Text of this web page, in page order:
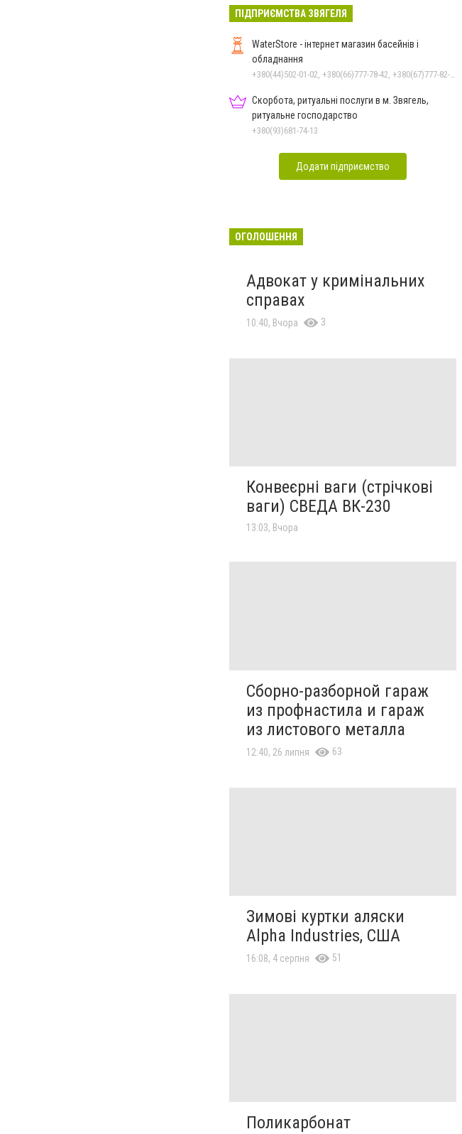
ПІДПРИЄМСТВА ЗВЯГЕЛЯ
WaterStore - інтернет магазин басейнів і
обладнання
+380(44)502-01-02, +380(66)777-78-42, +380(67)777-82-19, +380(67)890-80-80, +380(73)890-80-80, +380(44)502-01-03
Скорбота, ритуальні послуги в м. Звягель,
ритуальне господарство
+380(93)681-74-13
Додати підприємство
ОГОЛОШЕННЯ
Адвокат у кримінальних
справах
10:40, Вчора 3
Конвеєрні ваги (стрічкові
ваги) СВЕДА ВК-230
13:03, Вчора
Сборно-разборной гараж
из профнастила и гараж
из листового металла
12:40, 26 липня 63
Зимові куртки аляски
Alpha Industries, США
16:08, 4 серпня 51
Поликарбонат